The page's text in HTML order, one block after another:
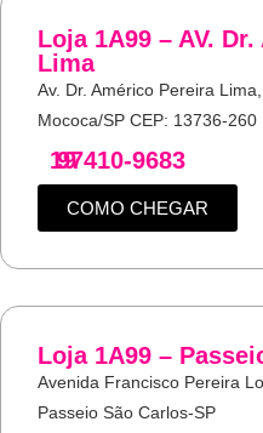
Loja 1A99 – AV.
Lima
Av. Dr. Américo Pereira
Mococa/SP CEP: 13736-260
19
97410-9683
COMO CHEGAR
Loja 1A99 –
Avenida Francisco Pereira
Passeio São Carlos-SP